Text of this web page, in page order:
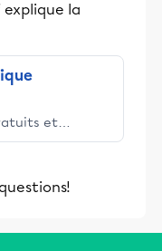
la
et
les élèves